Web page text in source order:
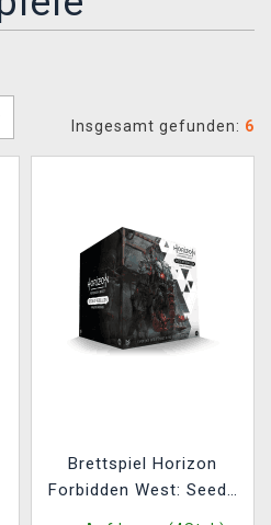
Insgesamt gefunden: 6
Brettspiel Horizon
Forbidden West: Seeds